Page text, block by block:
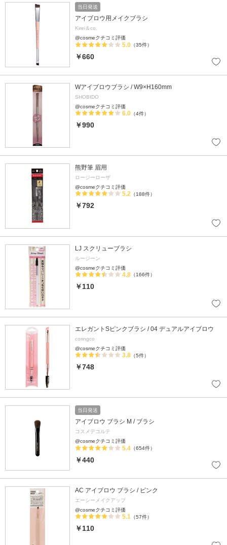
当日発送
アイブロウ用メイクブラシ
Kirei＆co.
@cosmeクチコミ評価
5.0 （35件）
￥660
Wアイブロウブラシ / W9×H160mm
SHOBIDO
@cosmeクチコミ評価
6.0 （4件）
￥990
熊野筆 眉用
ロージーローザ
@cosmeクチコミ評価
5.2 （188件）
￥792
LJ スクリューブラシ
ルージーン
@cosmeクチコミ評価
4.8 （166件）
￥110
エレガントSピンクブラシ / 04 デュアルアイブロウ
coringco
@cosmeクチコミ評価
3.8 （5件）
￥748
当日発送
アイブロウ ブラシ M / ブラシ
コスメデコルテ
@cosmeクチコミ評価
5.4 （654件）
￥440
AC アイブロウ ブラシ / ピンク
エーシーメイクアップ
@cosmeクチコミ評価
5.1 （57件）
￥110